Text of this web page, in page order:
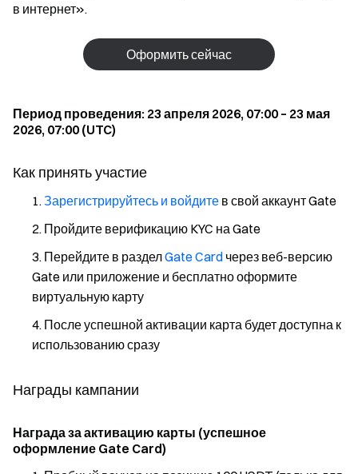
в интернет».
Оформить сейчас
Период проведения: 23 апреля 2026, 07:00 – 23 мая
2026, 07:00 (UTC)
Как принять участие
Зарегистрируйтесь и войдите в свой аккаунт Gate
Пройдите верификацию KYC на Gate
Перейдите в разделGate Card через веб-версию
Gate или приложение и бесплатно оформите
виртуальную карту
После успешной активации карта будет доступна к
использованию сразу
Награды кампании
Награда за активацию карты (успешное
оформление Gate Card)